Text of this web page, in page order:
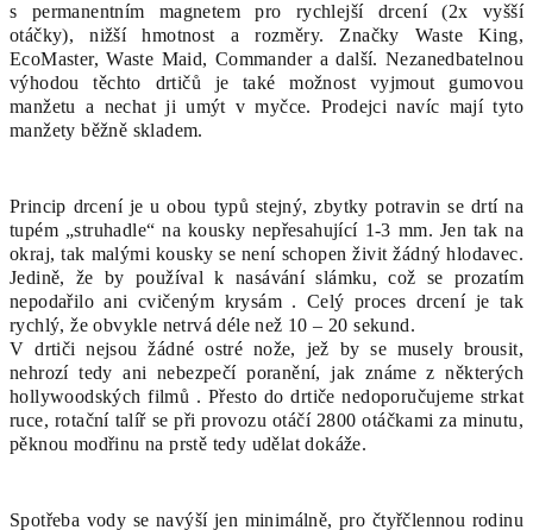
s permanentním magnetem pro rychlejší drcení (2x vyšší
otáčky), nižší hmotnost a rozměry. Značky Waste King,
EcoMaster, Waste Maid, Commander a další. Nezanedbatelnou
výhodou těchto drtičů je také možnost vyjmout gumovou
manžetu a nechat ji umýt v myčce. Prodejci navíc mají tyto
manžety běžně skladem.
Princip drcení je u obou typů stejný, zbytky potravin se drtí na
tupém „struhadle“ na kousky nepřesahující 1-3 mm. Jen tak na
okraj, tak malými kousky se není schopen živit žádný hlodavec.
Jedině, že by používal k nasávání slámku, což se prozatím
nepodařilo ani cvičeným krysám . Celý proces drcení je tak
rychlý, že obvykle netrvá déle než 10 – 20 sekund.
V drtiči nejsou žádné ostré nože, jež by se musely brousit,
nehrozí tedy ani nebezpečí poranění, jak známe z některých
hollywoodských filmů . Přesto do drtiče nedoporučujeme strkat
ruce, rotační talíř se při provozu otáčí 2800 otáčkami za minutu,
pěknou modřinu na prstě tedy udělat dokáže.
Spotřeba vody se navýší jen minimálně, pro čtyřčlennou rodinu